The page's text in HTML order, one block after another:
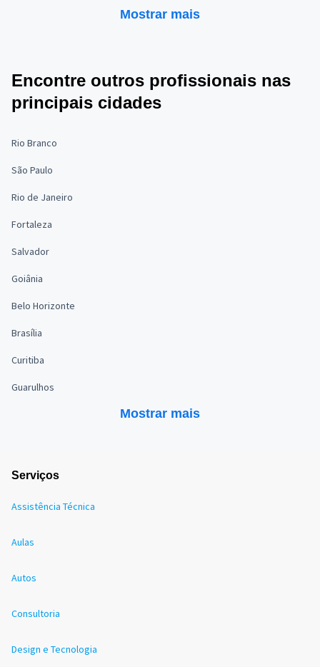
Mostrar mais
Encontre outros profissionais nas
principais cidades
Rio Branco
São Paulo
Rio de Janeiro
Fortaleza
Salvador
Goiânia
Belo Horizonte
Brasília
Curitiba
Guarulhos
Mostrar mais
Serviços
Assistência Técnica
Aulas
Autos
Consultoria
Design e Tecnologia